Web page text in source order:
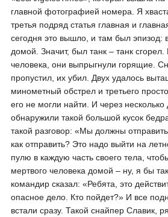
главной фотографией номера. Я
третья подряд статья главная и
сегодня это вышло, и там был эпизод:
домой. Значит, был танк – танк
человека, они выпрыгнули горящие.
пропустил, их убил. Двух удалось
минометный обстрел и третьего
его не могли найти. И через несколько
обнаружили такой большой кусок
такой разговор: «Мы должны
как отправить? Это надо выйти на
пулю в каждую часть своего тела,
мертвого человека домой – ну, я бы
командир сказал: «Ребята, это
опасное дело. Кто пойдет?» И все
встали сразу. Такой снайпер Славик,